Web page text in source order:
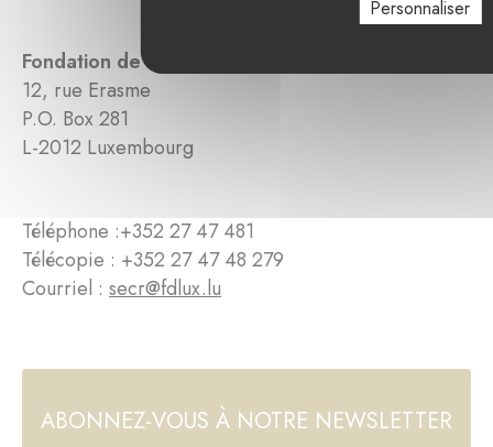
Fondation de Luxembourg
12, rue Erasme
P.O. Box 281
L-2012 Luxembourg
Téléphone :+352 27 47 481
Télécopie : +352 27 47 48 279
Courriel : secr@fdlux.lu
ABONNEZ-VOUS À NOTRE NEWSLETTER
Personnaliser